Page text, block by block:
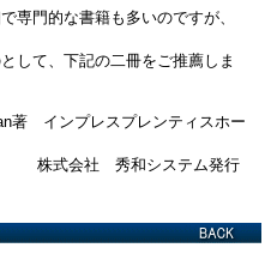
な書籍も多いのですが、
、下記の二冊をご推薦しま
ンプレスプレンティスホー
社 秀和システム発行